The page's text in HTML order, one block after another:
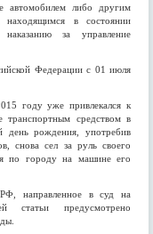
автомобилем либо другим
находящимся в состоянии
наказанию за управление
Федерации с 01 июля
году уже привлекался к
транспортным средством в
день рождения, употребив
снова сел за руль своего
по городу на машине его
направленное в суд на
статьи предусмотрено